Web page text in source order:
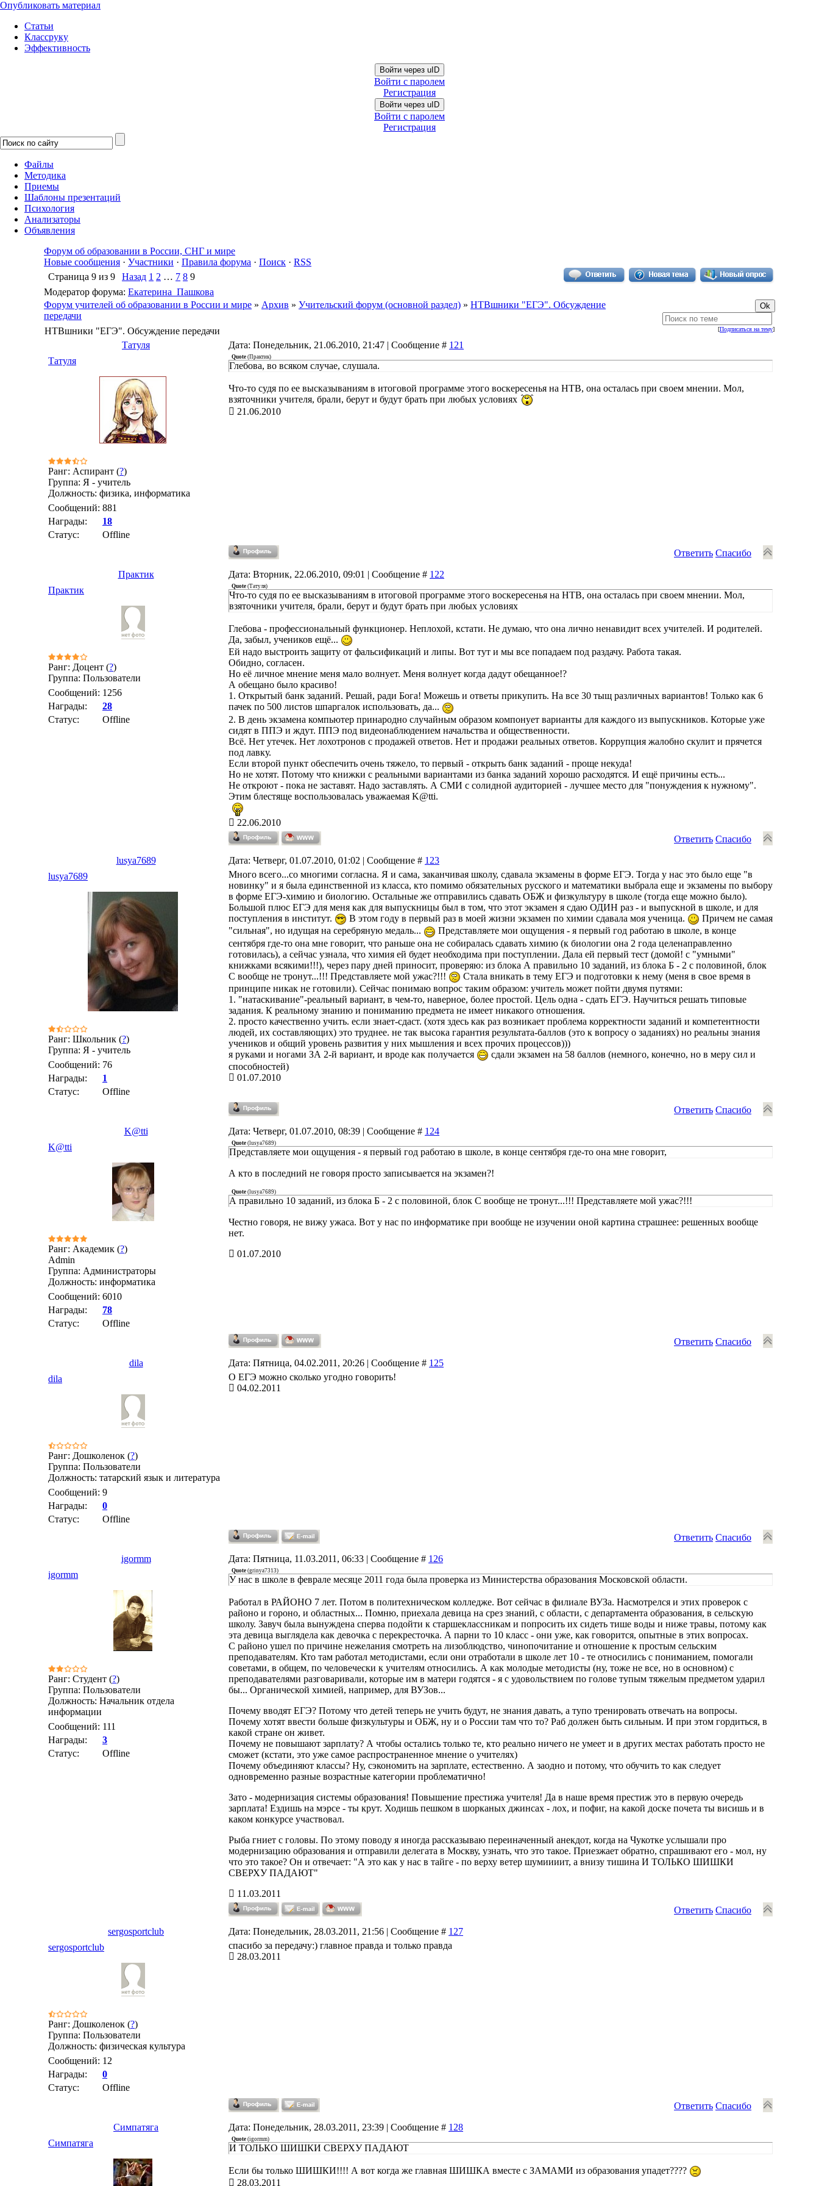
Опубликовать материал
Статьи
Классруку
Эффективность
Войти через uID
Войти с паролем
Регистрация
Войти через uID
Войти с паролем
Регистрация
Файлы
Методика
Приемы
Шаблоны презентаций
Психология
Анализаторы
Объявления
Форум об образовании в России, СНГ и мире
Новые сообщения · Участники · Правила форума · Поиск · RSS
Страница 9 из 9 Назад 1 2 … 7 8 9
Модератор форума: Екатерина_Пашкова
Форум учителей об образовании в России и мире » Архив » Учительский форум (основной раздел) » НТВшники "ЕГЭ". Обсуждение
передачи
[Подписаться на тему]
НТВшники "ЕГЭ". Обсуждение передачи
Татуля
Дата: Понедельник, 21.06.2010, 21:47 | Сообщение # 121
Татуля
Ранг: Аспирант (?)
Группа: Я - учитель
Должность: физика, информатика
Сообщений: 881
Награды:
18
Статус:
Offline
Quote (Практик)
Глебова, во всяком случае, слушала.
Что-то судя по ее высказываниям в итоговой программе этого воскересенья на НТВ, она осталась при своем мнении. Мол,
взяточники учителя, брали, берут и будут брать при любых условиях
21.06.2010
Ответить Спасибо
Практик Дата: Вторник, 22.06.2010, 09:01 | Сообщение # 122
Практик
Ранг: Доцент (?)
Группа: Пользователи
Сообщений: 1256
Награды:
28
Статус:
Offline
Quote (Татуля)
Что-то судя по ее высказываниям в итоговой программе этого воскересенья на НТВ, она осталась при своем мнении. Мол,
взяточники учителя, брали, берут и будут брать при любых условиях
Глебова - профессиональный функционер. Неплохой, кстати. Не думаю, что она лично ненавидит всех учителей. И родителей.
Да, забыл, учеников ещё...
Ей надо выстроить защиту от фальсификаций и липы. Вот тут и мы все попадаем под раздачу. Работа такая.
Обидно, согласен.
Но её личное мнение меня мало волнует. Меня волнует когда дадут обещанное!?
А обещано было красиво!
1. Открытый банк заданий. Решай, ради Бога! Можешь и ответы прикупить. На все 30 тыщ различных вариантов! Только как 6
пачек по 500 листов шпаргалок использовать, да...
2. В день экзамена компьютер принародно случайным образом компонует варианты для каждого из выпускников. Которые уже
сидят в ППЭ и ждут. ППЭ под видеонаблюдением начальства и общественности.
Всё. Нет утечек. Нет лохотронов с продажей ответов. Нет и продажи реальных ответов. Коррупция жалобно скулит и прячется
под лавку.
Если второй пункт обеспечить очень тяжело, то первый - открыть банк заданий - проще некуда!
Но не хотят. Потому что книжки с реальными вариантами из банка заданий хорошо расходятся. И ещё причины есть...
Не откроют - пока не заставят. Надо заставлять. А СМИ с солидной аудиторией - лучшее место для "понуждения к нужному".
Этим блестяще воспользовалась уважаемая K@tti.
22.06.2010
Ответить Спасибо
lusya7689 Дата: Четверг, 01.07.2010, 01:02 | Сообщение # 123
lusya7689
Ранг: Школьник (?)
Группа: Я - учитель
Сообщений: 76
Награды:
1
Статус:
Offline
Много всего...со многими согласна. Я и сама, заканчивая школу, сдавала экзамены в форме ЕГЭ. Тогда у нас это было еще "в
новинку" и я была единственной из класса, кто помимо обязательных русского и математики выбрала еще и экзамены по выбору
в форме ЕГЭ-химию и биологию. Остальные же отправились сдавать ОБЖ и физкультуру в школе (тогда еще можно было).
Большой плюс ЕГЭ для меня как для выпускницы был в том, что этот экзамен я сдаю ОДИН раз - и выпускной в школе, и для
поступления в институт.
В этом году в первый раз в моей жизни экзамен по химии сдавала моя ученица.
Причем не самая
"сильная", но идущая на серебряную медаль...
Представляете мои ощущения - я первый год работаю в школе, в конце
сентября где-то она мне говорит, что раньше она не собиралась сдавать химию (к биологии она 2 года целенаправленно
готовилась), а сейчас узнала, что химия ей будет необходима при поступлении. Дала ей первый тест (домой! с "умными"
книжками всякими!!!), через пару дней приносит, проверяю: из блока А правильно 10 заданий, из блока Б - 2 с половиной, блок
С вообще не тронут...!!! Представляете мой ужас?!!!
Стала вникать в тему ЕГЭ и подготовки к нему (меня в свое время в
принципе никак не готовили). Сейчас понимаю вопрос таким образом: учитель может пойти двумя путями:
1. "натаскивание"-реальный вариант, в чем-то, наверное, более простой. Цель одна - сдать ЕГЭ. Научиться решать типовые
задания. К реальному знанию и пониманию предмета не имеет никакого отношения.
2. просто качественно учить. если знает-сдаст. (хотя здесь как раз возникает проблема корректности заданий и компетентности
людей, их составляющих) это труднее. не так высока гарантия результата-баллов (это к вопросу о заданиях) но реальны знания
учеников и общий уровень развития у них мышления и всех прочих процессов)))
я руками и ногами ЗА 2-й вариант, и вроде как получается
сдали экзамен на 58 баллов (немного, конечно, но в меру сил и
способностей)
01.07.2010
Ответить Спасибо
K@tti Дата: Четверг, 01.07.2010, 08:39 | Сообщение # 124
K@tti
Ранг: Академик (?)
Admin
Группа: Администраторы
Должность: информатика
Сообщений: 6010
Награды:
78
Статус:
Offline
Quote (lusya7689)
Представляете мои ощущения - я первый год работаю в школе, в конце сентября где-то она мне говорит,
А кто в последний не говоря просто записывается на экзамен?!
Quote (lusya7689)
А правильно 10 заданий, из блока Б - 2 с половиной, блок С вообще не тронут...!!! Представляете мой ужас?!!!
Честно говоря, не вижу ужаса. Вот у нас по информатике при вообще не изучении оной картина страшнее: решенных вообще
нет.
01.07.2010
Ответить Спасибо
dila Дата: Пятница, 04.02.2011, 20:26 | Сообщение # 125
dila
Ранг: Дошколенок (?)
Группа: Пользователи
Должность: татарский язык и литература
Сообщений: 9
Награды:
0
Статус:
Offline
О ЕГЭ можно сколько угодно говорить!
04.02.2011
Ответить Спасибо
igormm Дата: Пятница, 11.03.2011, 06:33 | Сообщение # 126
igormm
Ранг: Студент (?)
Группа: Пользователи
Должность: Начальник отдела
информации
Сообщений: 111
Награды:
3
Статус:
Offline
Quote (grinya7313)
У нас в школе в феврале месяце 2011 года была проверка из Министерства образования Московской области.
Работал в РАЙОНО 7 лет. Потом в политехническом колледже. Вот сейчас в филиале ВУЗа. Насмотрелся и этих проверок с
районо и гороно, и областных... Помню, приехала девица на срез знаний, с области, с департамента образования, в сельскую
школу. Завуч была вынуждена сперва подойти к старшеклассникам и попросить их сидеть тише воды и ниже травы, потому как
эта девица выглядела как девочка с перекресточка. А парни то 10 класс - они уже, как говорится, опытные в этих вопросах.
С районо ушел по причине нежелания смотреть на лизоблюдство, чинопочитание и отношение к простым сельским
преподавателям. Кто там работал методистами, если они отработали в школе лет 10 - те относились с пониманием, помогали
советами, в общем, по человечески к учителям относились. А как молодые методисты (ну, тоже не все, но в основном) с
преподавателями разговаривали, которые им в матери годятся - я с удовольствием по голове тупым тяжелым предметом ударил
бы... Органической химией, например, для ВУЗов...
Почему вводят ЕГЭ? Потому что детей теперь не учить будут, не знания давать, а тупо тренировать отвечать на вопросы.
Почему хотят ввести больше физкультуры и ОБЖ, ну и о России там что то? Раб должен быть сильным. И при этом гордиться, в
какой стране он живет.
Почему не повышают зарплату? А чтобы остались только те, кто реально ничего не умеет и в других местах работать просто не
сможет (кстати, это уже самое распространенное мнение о учителях)
Почему объединяют классы? Ну, сэкономить на зарплате, естественно. А заодно и потому, что обучить то как следует
одновременно разные возрастные категории проблематично!
Зато - модернизация системы образования! Повышение престижа учителя! Да в наше время престиж это в первую очередь
зарплата! Ездишь на мэрсе - ты крут. Ходишь пешком в шорканых джинсах - лох, и пофиг, на какой доске почета ты висишь и в
каком конкурсе участвовал.
Рыба гниет с головы. По этому поводу я иногда рассказываю переиначенный анекдот, когда на Чукотке услышали про
модернизацию образования и отправили делегата в Москву, узнать, что это такое. Приезжает обратно, спрашивают его - мол, ну
что это такое? Он и отвечает: "А это как у нас в тайге - по верху ветер шумиииит, а внизу тишина И ТОЛЬКО ШИШКИ
СВЕРХУ ПАДАЮТ"
11.03.2011
Ответить Спасибо
sergosportclub Дата: Понедельник, 28.03.2011, 21:56 | Сообщение # 127
sergosportclub
Ранг: Дошколенок (?)
Группа: Пользователи
Должность: физическая культура
Сообщений: 12
Награды:
0
Статус:
Offline
спасибо за передачу:) главное правда и только правда
28.03.2011
Ответить Спасибо
Симпатяга Дата: Понедельник, 28.03.2011, 23:39 | Сообщение # 128
Симпатяга
Quote (igormm)
И ТОЛЬКО ШИШКИ СВЕРХУ ПАДАЮТ
Если бы только ШИШКИ!!!! А вот когда же главная ШИШКА вместе с ЗАМАМИ из образования упадет????
28.03.2011